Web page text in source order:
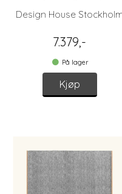
Design House
7.379,-
På lager
Kjøp